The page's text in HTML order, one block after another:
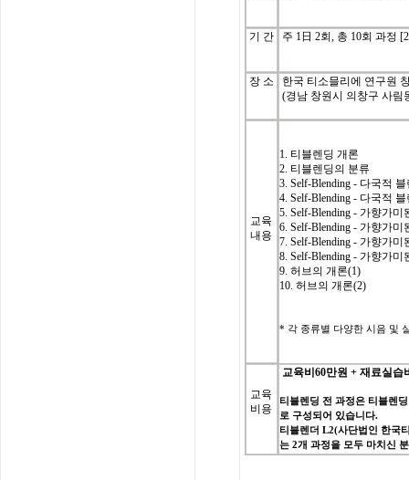
기 간 주 1日 2회, 총 10회 과정 [2
장 소
한국 티소믈리에 연구원
(경남 창원시 의창구 사림
교육
내용
1. 티블렌딩 개론
2. 티블렌딩의 분류
3.Self-Blending - 다국적
4.Self-Blending - 다국적
5.Self-Blending - 가향가
6.Self-Blending - 가향가
7.Self-Blending - 가향가
8.Self-Blending - 가향가
9. 허브의 개론(1)
10. 허브의 개론(2)
* 각 종류별 다양한 시음 및
교육
비용
교육비60만원 +재료실습
티블렌딩 전 과정은 티블렌딩
로 구성되어 있습니다.
티블렌더 L2(사단법인 한국
는 2개 과정을 모두 마치신